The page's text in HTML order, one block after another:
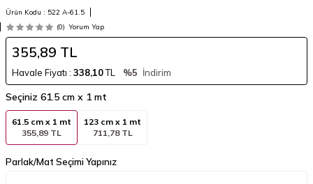
Ürün Kodu : 522 A-61.5
(0) Yorum Yap
355,89 TL
Havale Fiyatı : 338,10TL %5 İndirim
Seçiniz 61.5 cm x 1 mt
61.5 cm x 1 mt
355,89 TL
123 cm x 1 mt
711,78 TL
Parlak/Mat Seçimi Yapınız